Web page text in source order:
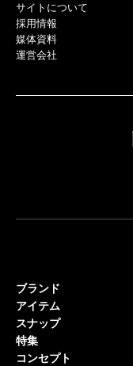
サイトについて
採用情報
媒体資料
運営会社
ブランド
アイテム
スナップ
特集
コンセプト